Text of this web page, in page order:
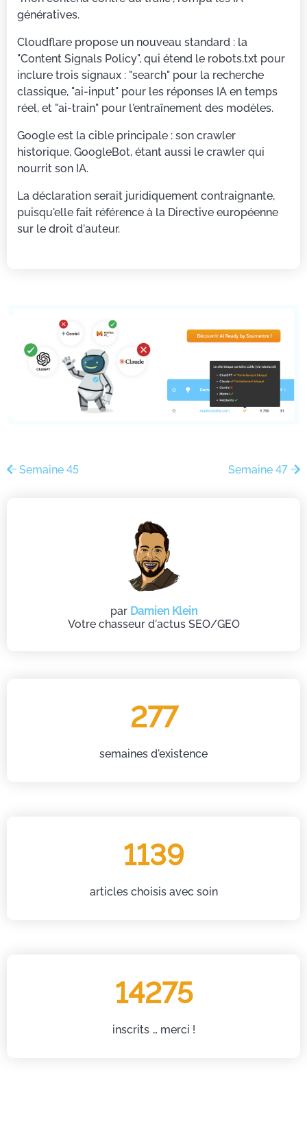
génératives.
Cloudflare propose un nouveau standard : la
"Content Signals Policy", qui étend le robots.txt pour
inclure trois signaux : "search" pour la recherche
classique, "ai-input" pour les réponses IA en temps
réel, et "ai-train" pour l'entraînement des modèles.
Google est la cible principale : son crawler
historique, GoogleBot, étant aussi le crawler qui
nourrit son IA.
La déclaration serait juridiquement contraignante,
puisqu'elle fait référence à la Directive européenne
sur le droit d'auteur.
Semaine 45 Semaine 47
par Damien Klein
Votre chasseur d'actus SEO/GEO
277
semaines d'existence
1139
articles choisis avec soin
14275
inscrits … merci !